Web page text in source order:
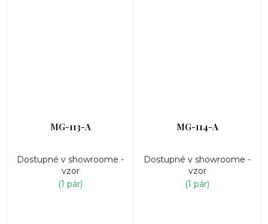
MG-113-A
Dostupné v showroome -
vzor
(1 pár)
MG-114-A
Dostupné v showroome -
vzor
(1 pár)